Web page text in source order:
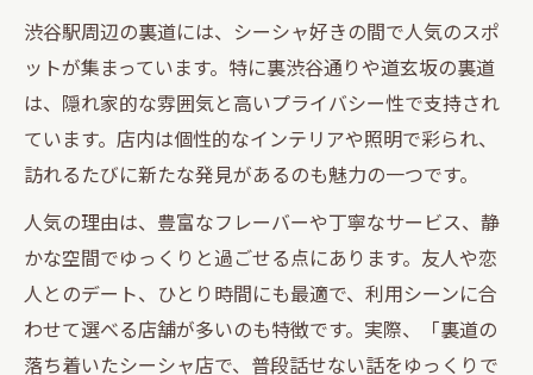
渋谷駅周辺の裏道には、シーシャ好きの間で人気のスポ
ットが集まっています。特に裏渋谷通りや道玄坂の裏道
は、隠れ家的な雰囲気と高いプライバシー性で支持され
ています。店内は個性的なインテリアや照明で彩られ、
訪れるたびに新たな発見があるのも魅力の一つです。
人気の理由は、豊富なフレーバーや丁寧なサービス、静
かな空間でゆっくりと過ごせる点にあります。友人や恋
人とのデート、ひとり時間にも最適で、利用シーンに合
わせて選べる店舗が多いのも特徴です。実際、「裏道の
落ち着いたシーシャ店で、普段話せない話をゆっくりで